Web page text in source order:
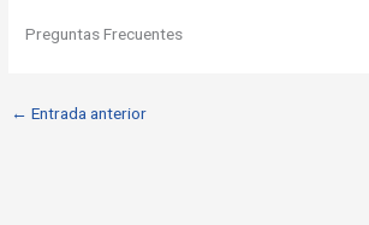
Preguntas Frecuentes
← Entrada anterior